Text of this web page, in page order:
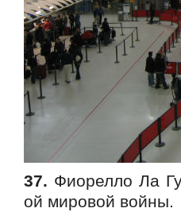
37. Фиорелло Ла
ой мировой войны.